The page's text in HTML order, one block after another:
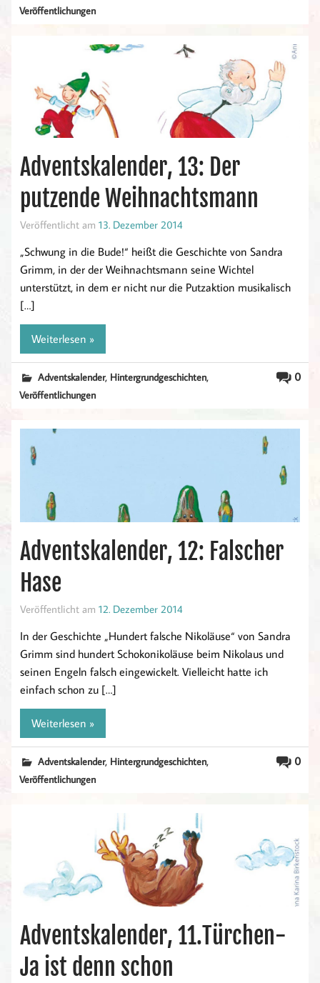
Veröffentlichungen
Adventskalender, 13: Der
putzende Weihnachtsmann
Veröffentlicht am 13. Dezember 2014
„Schwung in die Bude!“ heißt die Geschichte von Sandra
Grimm, in der der Weihnachtsmann seine Wichtel
unterstützt, in dem er nicht nur die Putzaktion musikalisch
[…]
Weiterlesen »
0
Adventskalender, Hintergrundgeschichten,
Veröffentlichungen
Adventskalender, 12: Falscher
Hase
Veröffentlicht am 12. Dezember 2014
In der Geschichte „Hundert falsche Nikoläuse“ von Sandra
Grimm sind hundert Schokonikoläuse beim Nikolaus und
seinen Engeln falsch eingewickelt. Vielleicht hatte ich
einfach schon zu […]
Weiterlesen »
0
Adventskalender, Hintergrundgeschichten,
Veröffentlichungen
Adventskalender, 11.Türchen-
Ja ist denn schon